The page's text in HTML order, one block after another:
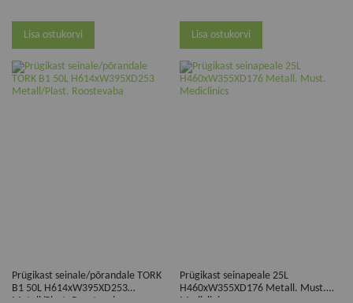
Lisa ostukorvi Lisa ostukorvi
Prügikast seinale/põrandale TORK
B1 50L H614xW395XD253
Prügikast seinapeale 25L
H460xW355XD176 Metall. Must.